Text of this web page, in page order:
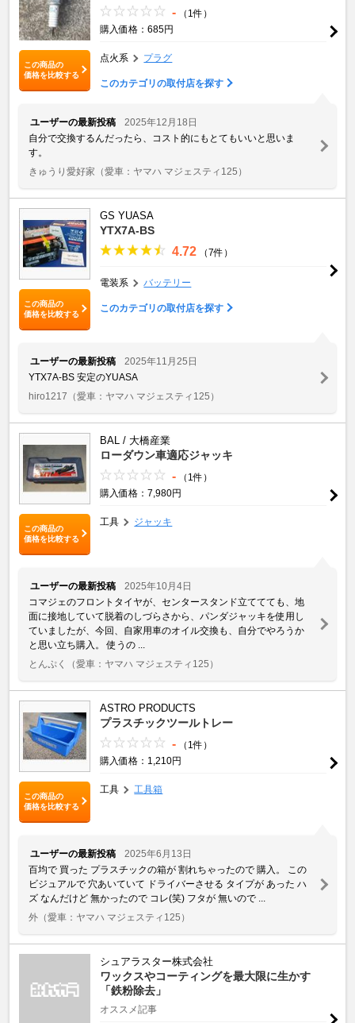
この商品の
価格を比較する
-
（1件）
購入価格：685円
点火系 プラグ
このカテゴリの取付店を探す
ユーザーの最新投稿
2025年12月18日
自分で交換するんだったら、コスト的にもとてもいいと思いま
す。
きゅうり愛好家 （愛車：ヤマハ マジェスティ125）
この商品の
価格を比較する
GS YUASA
YTX7A-BS
4.72 （7件）
電装系 バッテリー
このカテゴリの取付店を探す
ユーザーの最新投稿
2025年11月25日
YTX7A-BS 安定のYUASA
hiro1217 （愛車：ヤマハ マジェスティ125）
この商品の
価格を比較する
BAL / 大橋産業
ローダウン車適応ジャッキ
-
（1件）
購入価格：7,980円
工具 ジャッキ
ユーザーの最新投稿
2025年10月4日
コマジェのフロントタイヤが、センタースタンド立ててても、地
面に接地していて脱着のしづらさから、パンダジャッキを使用し
ていましたが、今回、自家用車のオイル交換も、自分でやろうか
と思い立ち購入。 使うの ...
とんぷく
（愛車：ヤマハ マジェスティ125）
この商品の
価格を比較する
ASTRO PRODUCTS
プラスチックツールトレー
-
（1件）
購入価格：1,210円
工具 工具箱
ユーザーの最新投稿
2025年6月13日
百均で 買った プラスチックの箱が 割れちゃったので 購入。 この
ビジュアルで 穴あいていて ドライバーさせる タイプが あった ハ
ズ なんだけど 無かったので コレ(笑) フタが 無いので ...
外 （愛車：ヤマハ マジェスティ125）
シュアラスター株式会社
ワックスやコーティングを最大限に生かす
「鉄粉除去」
オススメ記事